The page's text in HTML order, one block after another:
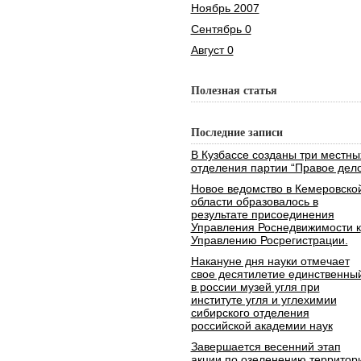
Ноябрь 2007
Сентябрь 0
Август 0
Полезная статья
Последние записи
В Кузбассе созданы три
отделения партии “Правое
Новое ведомство в
области образовалось в
результате присоединения
Управления Роснедвижимости к
Управлению Росрегистрации.
Накануне дня науки отмечает
свое десятилетие
в россии музей угля при
институте угля и углехимии
сибирского отделения
российской академии наук
Завершается весенний этап